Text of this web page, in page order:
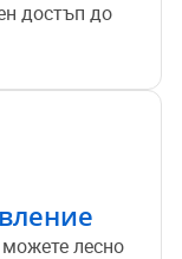
достъп до
лесно